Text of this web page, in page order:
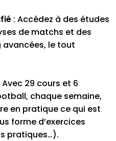
: Accédez à des études
de matchs et des
le tout
Avec 29 cours et 6
chaque semaine,
en pratique ce qui est
forme d’exercices
pratiques…).